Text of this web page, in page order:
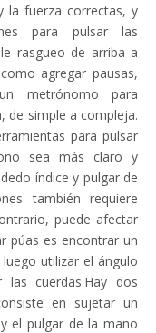
la fuerza correctas, y
para pulsar las
rasgueo de arriba a
agregar pausas,
metrónomo para
de simple a compleja.
para pulsar
sea más claro y
índice y pulgar de
también requiere
puede afectar
púas es encontrar un
utilizar el ángulo
cuerdas.Hay dos
en sujetar un
el pulgar de la mano